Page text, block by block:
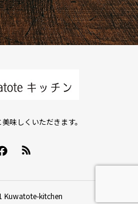
味しくいただきます。
kitchen